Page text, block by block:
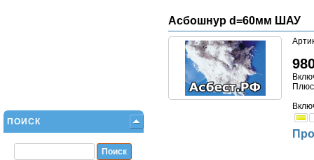
ПОИСК
Асбошнур d=60мм ШАУ